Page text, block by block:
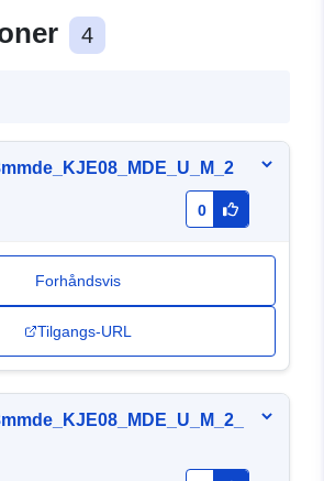
4
0
Forhåndsvis
Tilgangs-URL